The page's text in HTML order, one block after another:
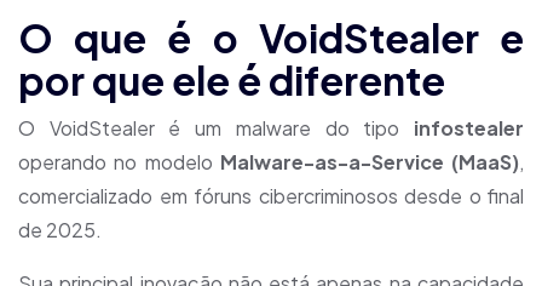
O que é o VoidStealer e
por que ele é diferente
O VoidStealer é um malware do tipo infostealer
operando no modelo Malware-as-a-Service (MaaS),
comercializado em fóruns cibercriminosos desde o final
de 2025.